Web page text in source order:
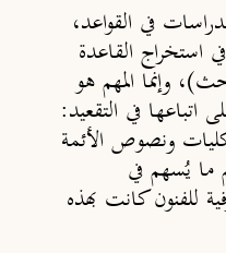
في القواعد،
استخراج القاعدة
وإنما المهم هو
اتباعها في التقعيد:
كليات ونصوص الأئمة
ما يُسهم في
للفنون كانت بهذه